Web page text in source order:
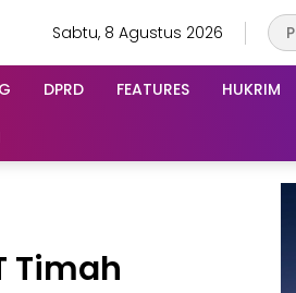
Sabtu, 8 Agustus 2026
DPRD FEATURES HUKRIM
Timah